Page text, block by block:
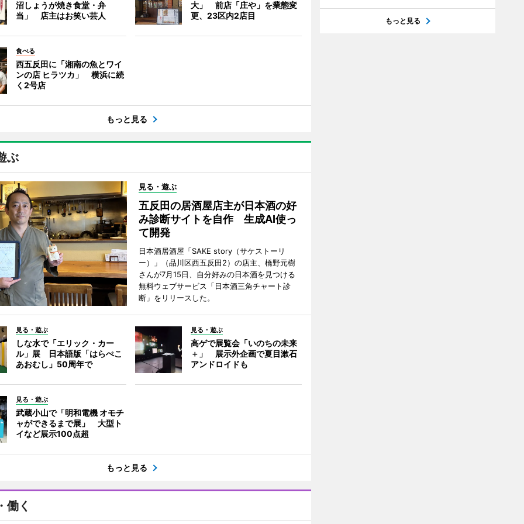
沼しょうが焼き食堂・弁
当」 店主はお笑い芸人
大」 前店「庄や」を業態変
更、23区内2店目
食べる
西五反田に「湘南の魚とワイ
ンの店 ヒラツカ」 横浜に続
く2号店
もっと見る
ぶ
見る・遊ぶ
五反田の居酒屋店主が日本酒の好
み診断サイトを自作 生成AI使っ
て開発
日本酒居酒屋「SAKE story（サケストーリ
ー）」（品川区西五反田2）の店主、橋野元樹
さんが7月15日、自分好みの日本酒を見つける
無料ウェブサービス「日本酒三角チャート診
断」をリリースした。
見る・遊ぶ
しな水で「エリック・カー
ル」展 日本語版「はらぺこ
あおむし」50周年で
見る・遊ぶ
高ゲで展覧会「いのちの未来
＋」 展示外企画で夏目漱石
アンドロイドも
見る・遊ぶ
武蔵小山で「明和電機 オモチ
ャができるまで展」 大型ト
イなど展示100点超
もっと見る
働く
もっと見る